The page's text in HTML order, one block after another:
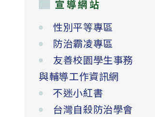
宣導網站
性別平等專區
防治霸凌專區
友善校園學生事務
與輔導工作資訊網
不迷小紅書
台灣自殺防治學會